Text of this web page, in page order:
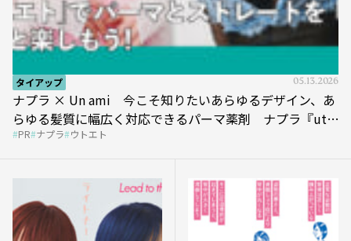
タイアップ 05.13.2026
ナプラ × Un ami 今こそ知りたいあらゆるデザイン、あ
らゆる髪質に幅広く対応できるパーマ薬剤 ナプラ『ut-
et』
PR ナプラ ウトエト